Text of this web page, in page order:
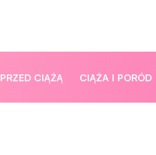
PRZED CIĄŻĄ CIĄŻA I PORÓD